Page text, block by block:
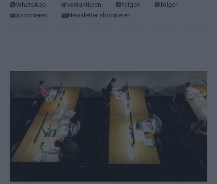
WhatsApp kontaktieren folgen
folgen
abonnieren
Newsletter abonnieren